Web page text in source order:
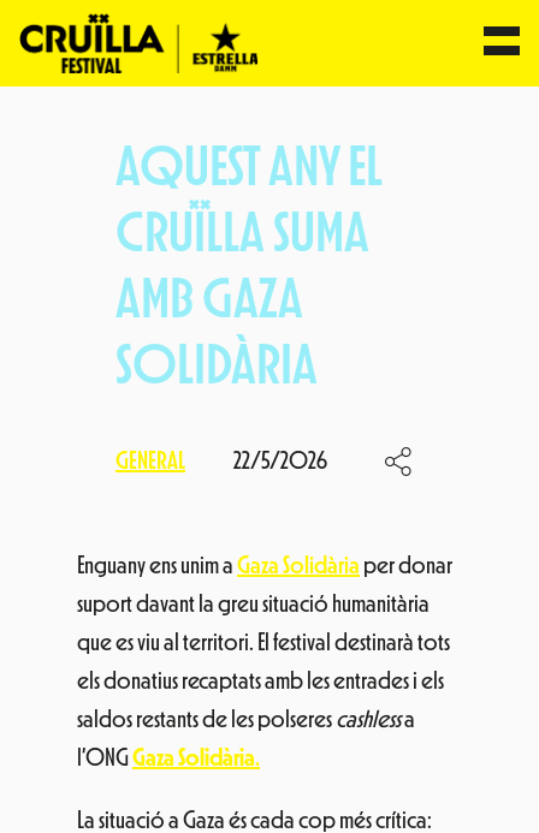
AQUEST ANY EL
CRUÏLLA SUMA
AMB GAZA
SOLIDÀRIA
GENERAL 22/5/2026
Enguany ens unim a Gaza Solidària per donar
suport davant la greu situació humanitària
que es viu al territori. El festival destinarà tots
els donatius recaptats amb les entrades i els
saldos restants de les polseres cashlessa
l’ONGGaza Solidària.
La situació a Gaza és cada cop més crítica: